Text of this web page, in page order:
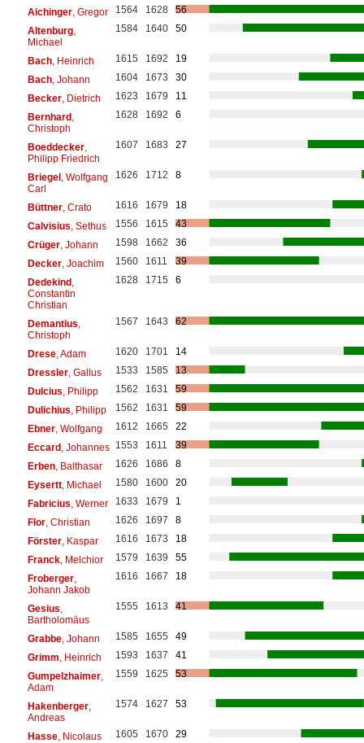
Aichinger, Gregor 1564 1628
56
Altenburg,
Michael
1584 1640 50
Bach, Heinrich 1615 1692
19
Bach, Johann 1604 1673
30
Becker, Dietrich 1623 1679
11
Bernhard,
Christoph
1628 1692 6
Boeddecker,
Philipp Friedrich
1607 1683 27
Briegel, Wolfgang
Carl
1626 1712 8
Büttner, Crato 1616 1679
18
Calvisius , Sethus 1556 1615
43
Crüger, Johann 1598 1662
36
Decker, Joachim 1560 1611
39
Dedekind,
Constantin
Christian
1628 1715 6
Demantius
Christoph
1567 1643 62
Drese, Adam 1620 1701
14
Dressler, Gallus 1533 1585
13
Dulcius , Philipp 1562 1631
59
Dulichius , Philipp 1562 1631
59
Ebner, Wolfgang 1612 1665
22
Eccard, Johannes 1553 1611
39
Erben, Balthasar 1626 1686
8
Eysertt, Michael 1580 1600
20
Fabricius , Werner 1633 1679
1
Flor, Christian 1626 1697
8
Förster, Kaspar 1616 1673
18
Franck, Melchior 1579 1639
55
Froberger,
Johann Jakob
1616 1667 18
Gesius
Bartholomäus
1555 1613 41
Grabbe, Johann 1585 1655
49
Grimm , Heinrich 1593 1637
41
Gumpelzhaimer,
Adam
1559 1625 53
Hakenberger,
Andreas
1574 1627 53
Hasse, Nicolaus 1605 1670
29